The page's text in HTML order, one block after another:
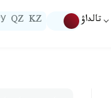
تالداۋ KZ
QZ